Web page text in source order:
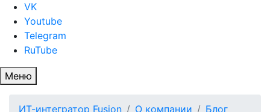
VK
Youtube
Telegram
RuTube
Меню
ИТ-интегратор Fusion О компании
Блог